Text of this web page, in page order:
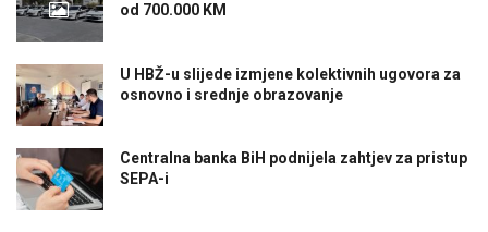
od 700.000 KM
U HBŽ-u slijede izmjene kolektivnih ugovora za
osnovno i srednje obrazovanje
Centralna banka BiH podnijela zahtjev za pristup
SEPA-i